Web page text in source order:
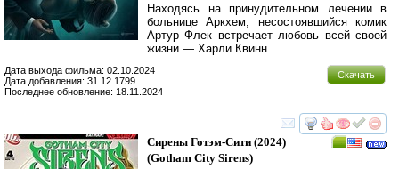
Находясь на принудительном лечении в
больнице Аркхем, несостоявшийся комик
Артур Флек встречает любовь всей своей
жизни — Харли Квинн.
Скачать
Дата выхода фильма: 02.10.2024
Дата добавления: 31.12.1799
Последнее обновление: 18.11.2024
смотреть
Сирены Готэм-Сити (2024)
(Gotham City Sirens)